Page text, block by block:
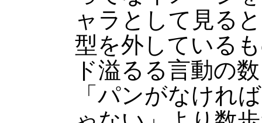
ャラとして見る
型を外している
ド溢るる言動の
「パンがなけれ